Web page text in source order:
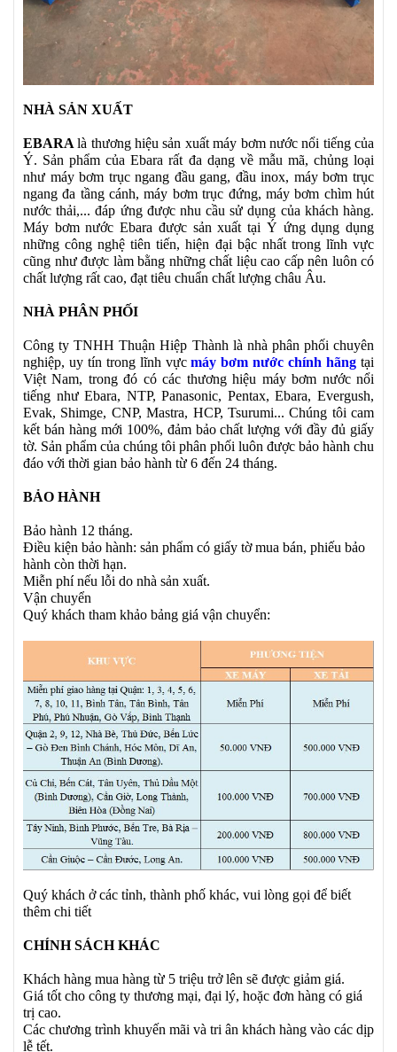
NHÀ SẢN XUẤT
EBARAlà thương hiệu sản xuất máy bơm nước nổi tiếng của
Ý. Sản phẩm của Ebara rất đa dạng về mẫu mã, chủng loại
như máy bơm trục ngang đầu gang, đầu inox, máy bơm trục
ngang đa tầng cánh, máy bơm trục đứng, máy bơm chìm hút
nước thải,... đáp ứng được nhu cầu sử dụng của khách hàng.
Máy bơm nước Ebara được sản xuất tại Ý ứng dụng dụng
những công nghệ tiên tiến, hiện đại bậc nhất trong lĩnh vực
cũng như được làm bằng những chất liệu cao cấp nên luôn có
chất lượng rất cao, đạt tiêu chuẩn chất lượng châu Âu.
NHÀ PHÂN PHỐI
Công ty TNHH Thuận Hiệp Thành là nhà phân phối chuyên
nghiệp, uy tín trong lĩnh vựcmáy bơm nước chính hãng tại
Việt Nam, trong đó có các thương hiệu máy bơm nước nổi
tiếng như Ebara, NTP, Panasonic, Pentax, Ebara, Evergush,
Evak, Shimge, CNP, Mastra, HCP, Tsurumi... Chúng tôi cam
kết bán hàng mới 100%, đảm bảo chất lượng với đầy đủ giấy
tờ. Sản phẩm của chúng tôi phân phối luôn được bảo hành chu
đáo với thời gian bảo hành từ 6 đến 24 tháng.
BẢO HÀNH
Bảo hành 12 tháng.
Điều kiện bảo hành: sản phẩm có giấy tờ mua bán, phiếu bảo
hành còn thời hạn.
Miễn phí nếu lỗi do nhà sản xuất.
Vận chuyển
Quý khách tham khảo bảng giá vận chuyển:
Quý khách ở các tỉnh, thành phố khác, vui lòng gọi để biết
thêm chi tiết
CHÍNH SÁCH KHÁC
Khách hàng mua hàng từ 5 triệu trở lên sẽ được giảm giá.
Giá tốt cho công ty thương mại, đại lý, hoặc đơn hàng có giá
trị cao.
Các chương trình khuyến mãi và tri ân khách hàng vào các dịp
lễ tết.